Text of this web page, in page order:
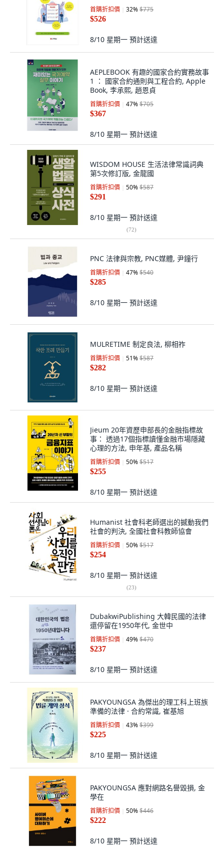
首購折扣價 32%$775
$526
8/10 星期一 預計送達
AEPLEBOOK 有趣的國家合約實務故事
1 ： 國家合約通則與工程合約, Apple
Book, 李承熙, 趙恩貞
首購折扣價 47%$705
$367
8/10 星期一 預計送達
WISDOM HOUSE 生活法律常識詞典
第5次修訂版, 金龍國
首購折扣價 50%$587
$291
8/10 星期一 預計送達
(72)
PNC 法律與宗教, PNC媒體, 尹鐘行
首購折扣價 47%$540
$285
8/10 星期一 預計送達
MULRETIME 制定良法, 柳相祚
首購折扣價 51%$587
$282
8/10 星期一 預計送達
Jieum 20年資歷申部長的金融指標故
事： 透過17個指標讀懂金融市場隱藏
心理的方法, 申年基, 產品名稱
首購折扣價 50%$517
$255
8/10 星期一 預計送達
Humanist 社會科老師選出的撼動我們
社會的判決, 全國社會科教師協會
首購折扣價 50%$517
$254
8/10 星期一 預計送達
(23)
DubakwiPublishing 大韓民國的法律
還停留在1950年代, 金世中
首購折扣價 49%$470
$237
8/10 星期一 預計送達
PAKYOUNGSA 為傑出的理工科上班族
準備的法律 · 合約常識, 崔基旭
首購折扣價 43%$399
$225
8/10 星期一 預計送達
PAKYOUNGSA 應對網路名譽毀損, 金
學在
首購折扣價 50%$446
$222
8/10 星期一 預計送達